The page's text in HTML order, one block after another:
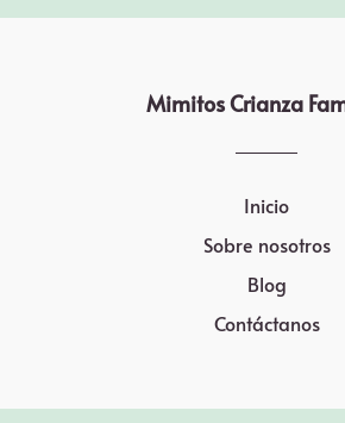
Mimitos Crianza
Inicio
Sobre nosotros
Blog
Contáctanos